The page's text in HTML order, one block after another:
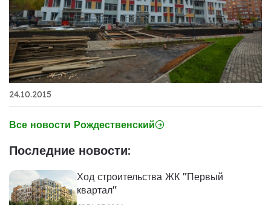
24.10.2015
Все новости Рождественский
Последние новости:
Ход строительства ЖК "Первый
квартал"